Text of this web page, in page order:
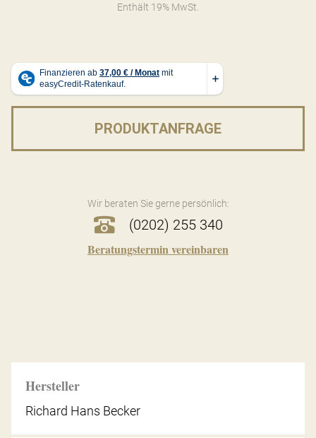
Enthält 19% MwSt.
PRODUKTANFRAGE
Wir beraten Sie gerne persönlich:
(0202) 255 340
Beratungstermin vereinbaren
Hersteller
Richard Hans Becker